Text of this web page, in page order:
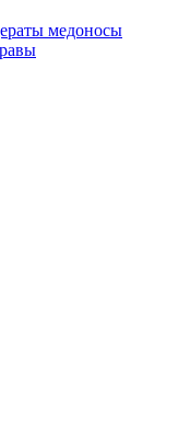
медоносы